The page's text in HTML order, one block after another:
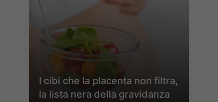
I cibi che la placenta non filtra,
la lista nera della gravidanza